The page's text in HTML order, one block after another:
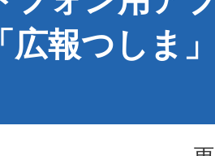
広報つしま